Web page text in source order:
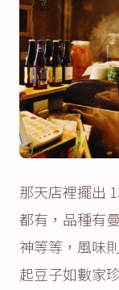
那天店裡擺出
都有，品種有
神等等，風味
起豆子如數家